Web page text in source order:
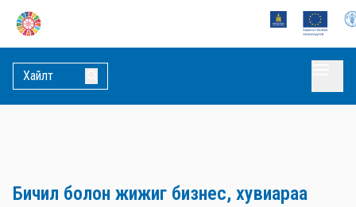
Бичил болон жижиг бизнес, хувиараа